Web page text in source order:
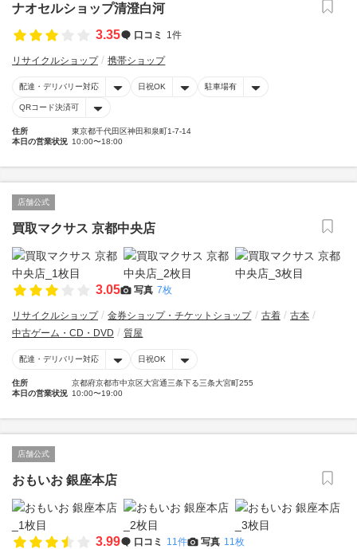
ナオセルショップ清澄白河
3.35
口コミ 1件
リサイクルショップ 携帯ショップ
配達・デリバリー対応 日祝OK 駐車場有
QRコード決済可
住所
東京都千代田区神田和泉町1-7-14
本日の営業状況 10:00〜18:00
店舗公式
買取マクサス 京都中央店
3.05 写真 7枚
リサイクルショップ 金券ショップ・チケットショップ 古着
古本
中古ゲーム・CD・DVD
質屋
配達・デリバリー対応 日祝OK
住所
京都府京都市中京区大宮通三条下る三条大宮町255
本日の営業状況 10:00〜19:00
店舗公式
おもいお 銀座本店
3.99 口コミ 11件 写真 11枚